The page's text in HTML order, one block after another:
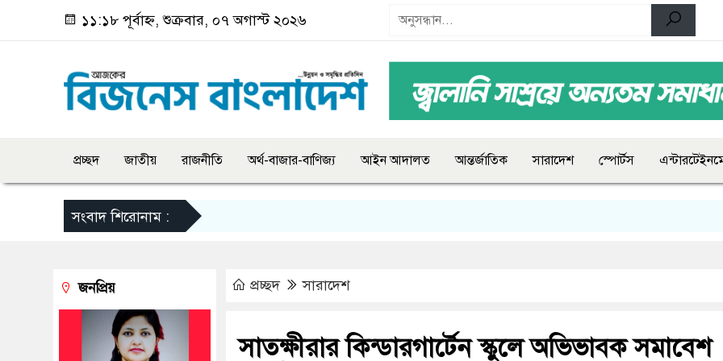
১১:১৮ পূর্বাহ্ন, শুক্রবার, ০৭ অগাস্ট ২০২৬
প্রচ্ছদ জাতীয় রাজনীতি অর্থ-বাজার-বাণিজ্য আইন আদালত আন্তর্জাতিক সারাদেশ স্পোর্টস
সংবাদ শিরোনাম :
প্রচ্ছদ সারাদেশ
সাতক্ষীরার কিন্ডারগার্টেন স্কুলে অভিভাবক সমাবেশ
জনপ্রিয়